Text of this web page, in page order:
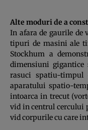
Alte moduri de a
In afara de gaurile de
tipuri de masini ale
Stockhum a
dimen­siuni
rasuci spatiu-timpul
aparatului spatio-
intoarca in trecut
vid in centrul cercului
vid corpurile cu care